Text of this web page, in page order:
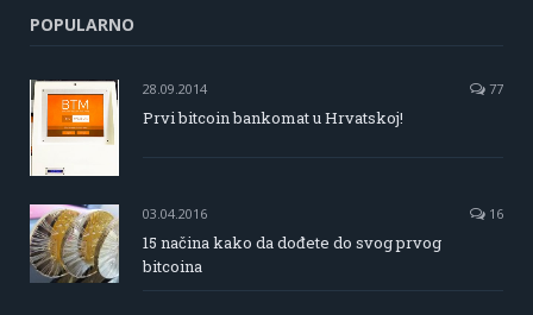
POPULARNO
28.09.2014 77
Prvi bitcoin bankomat u Hrvatskoj!
03.04.2016 16
15 načina kako da dođete do svog prvog
bitcoina